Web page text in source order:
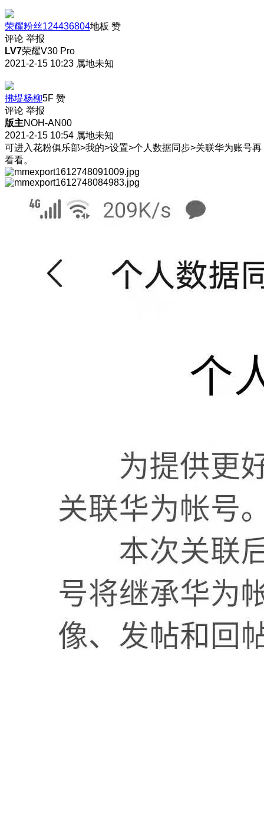
荣耀粉丝124436804地板 赞
评论 举报
LV7荣耀V30 Pro
2021-2-15 10:23 属地未知
拂堤杨柳5F 赞
评论 举报
版主NOH-AN00
2021-2-15 10:54 属地未知
可进入花粉俱乐部>我的>设置>个人数据同步>关联华为账号再
看看。